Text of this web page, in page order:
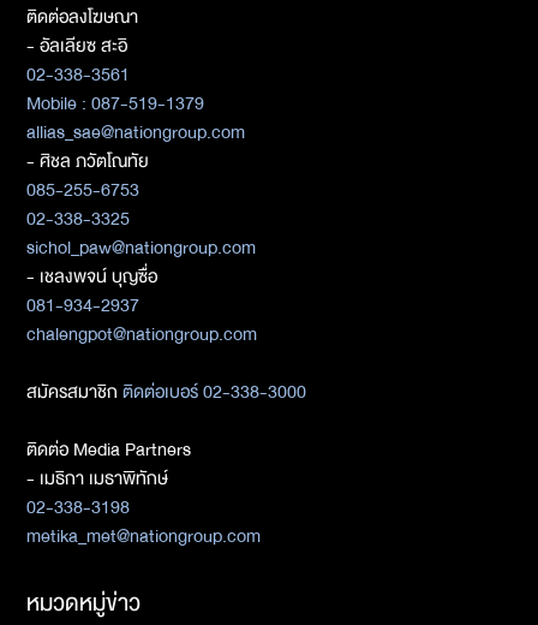
ติดต่อลงโฆษณา
- อัลเลียซ สะอิ
02-338-3561
Mobile : 087-519-1379
allias_sae@nationgroup.com
- ศิชล ภวัตโณทัย
085-255-6753
02-338-3325
sichol_paw@nationgroup.com
- เชลงพจน์ บุญซื่อ
081-934-2937
chalengpot@nationgroup.com
สมัครสมาชิกติดต่อเบอร์ 02-338-3000
ติดต่อ Media Partners
- เมธิกา เมธาพิทักษ์
02-338-3198
metika_met@nationgroup.com
หมวดหมู่ข่าว